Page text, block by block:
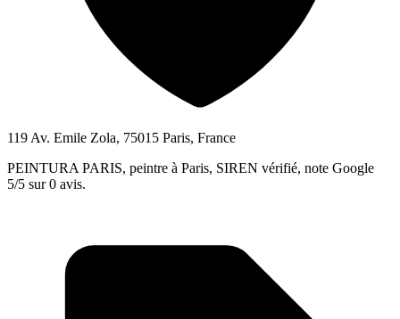
119 Av. Emile Zola, 75015 Paris, France
PEINTURA PARIS, peintre à Paris, SIREN vérifié, note Google
5/5 sur 0 avis.